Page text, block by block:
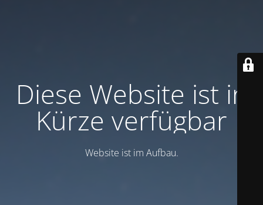
Diese Website ist in
Kürze verfügbar
Website ist im Aufbau.